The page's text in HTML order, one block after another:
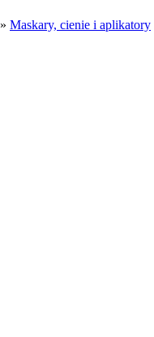
» Maskary, cienie i aplikatory